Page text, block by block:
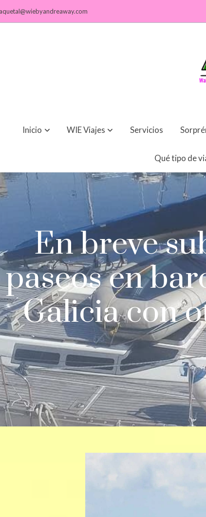
Inicio WIE Viajes Servicios
Qué tipo de
En breve
paseos en
Galicia con